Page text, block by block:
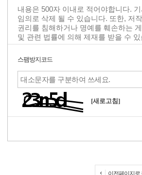
스팸방지코드
[새로고침]
이전페이지로